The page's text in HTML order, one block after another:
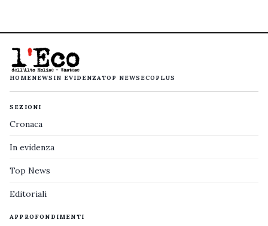
HOMENEWS IN EVIDENZATOP NEWS ECOPLUS
SEZIONI
Cronaca
In evidenza
Top News
Editoriali
APPROFONDIMENTI